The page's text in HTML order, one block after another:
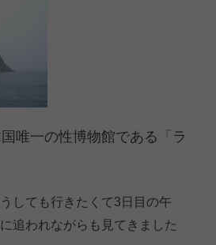
唯一の性博物館である「ラ
しても行きたくて3日目の午
追われながらも見てきました